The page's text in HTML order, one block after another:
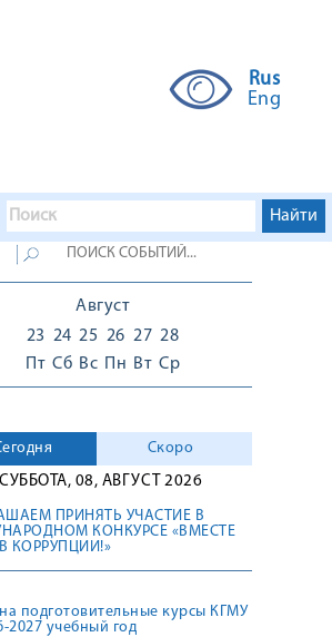
Rus
Eng
Август
23
Пт
24
Сб
25
Вс
26
Пн
27
Вт
28
Ср
Скоро
СУББОТА, 08, АВГУСТ 2026
ПРИНЯТЬ УЧАСТИЕ В
КОНКУРСЕ «ВМЕСТЕ
КОРРУПЦИИ!»
подготовительные курсы КГМУ
2027 учебный год